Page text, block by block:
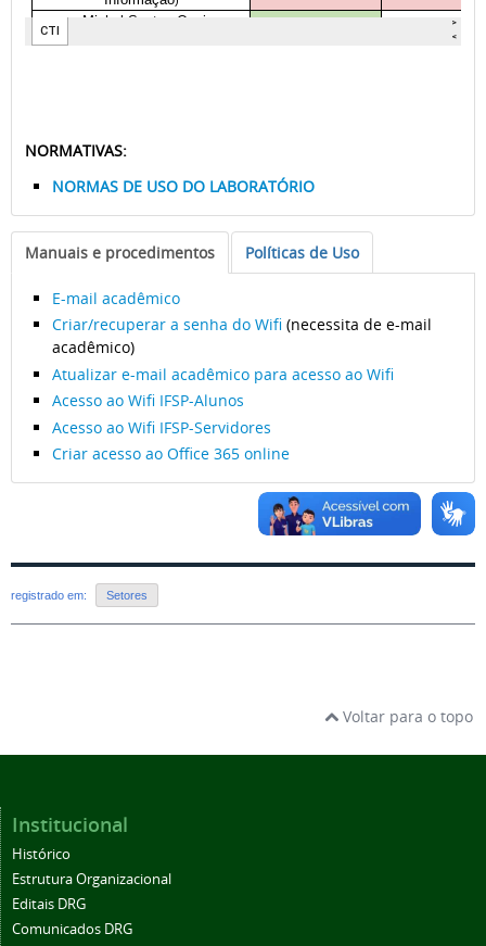
NORMATIVAS:
NORMAS DE USO DO LABORATÓRIO
Manuais e procedimentos Políticas de Uso
E-mail acadêmico
Criar/recuperar a senha do Wifi (necessita de e-mail
acadêmico)
Atualizar e-mail acadêmico para acesso ao Wifi
Acesso ao Wifi IFSP-Alunos
Acesso ao Wifi IFSP-Servidores
Criar acesso ao Office 365 online
registrado em: Setores
Voltar para o topo
Institucional
Histórico
Estrutura Organizacional
Editais DRG
Comunicados DRG